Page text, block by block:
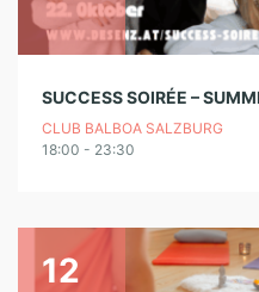
SUCCESS SOIRÉE –
CLUB BALBOA SALZBURG
18:00 - 23:30
12